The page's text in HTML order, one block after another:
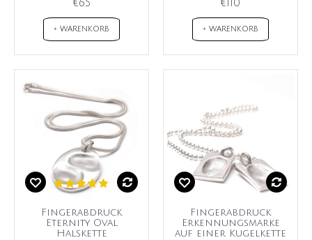
€65
+ WARENKORB
€110
+ WARENKORB
Fingerabdruck
Eternity Oval
Halskette
Fingerabdruck
Erkennungsmarke
auf einer Kugelkette